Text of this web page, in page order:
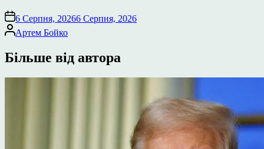
6 Серпня, 20266 Серпня, 2026
Опубліковано
Артем Бойко
Більше від автора